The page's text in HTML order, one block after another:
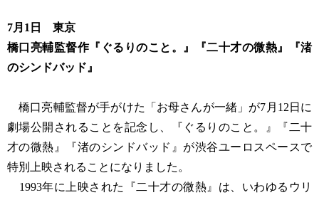
7月1日 東京
橋口亮輔監督作『ぐるりのこと。』『二十才の微熱』『渚
のシンドバッド』
橋口亮輔監督が手がけた「お母さんが一緒」が7月12日に
劇場公開されることを記念し、『ぐるりのこと。』『二十
才の微熱』『渚のシンドバッド』が渋谷ユーロスペースで
特別上映されることになりました。
1993年に上映された『二十才の微熱』は、いわゆるウリ